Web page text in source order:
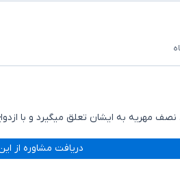
مهریه به ایشان تعلق میگیرد و با
دریافت مشاوره از